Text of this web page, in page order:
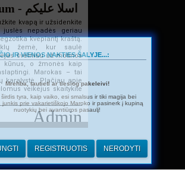
Salamu 'lekum - اسلا عليكم
kvapą ir užsidenkite
juslės nepadės geriau
kvepiantį kraštą.
žemė, kur saulė
švelniau už motinos
kūnus, o žmonės kaip
Marokas – tai
karalystė. Plačiau apie
veikėjus skaitykite
Admin
IR VIENOS NAKTIES ŠALYJE...:
Mrehba, tautieti ar tiesiog pakeleivi!
tyra, kaip vaiko, esi smalsus ir tiki magija bei
junkis prie vakarietiškojo Maroko ir pasinerk į kupiną
nuotykių bei avantiūros pasaulį!
REGISTRUOTIS NERODYTI